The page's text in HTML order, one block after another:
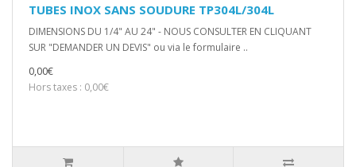
TUBES INOX SANS SOUDURE TP304L/304L
DIMENSIONS DU 1/4" AU 24" - NOUS CONSULTER EN CLIQUANT
SUR "DEMANDER UN DEVIS" ou via le formulaire ..
0,00€
Hors taxes : 0,00€